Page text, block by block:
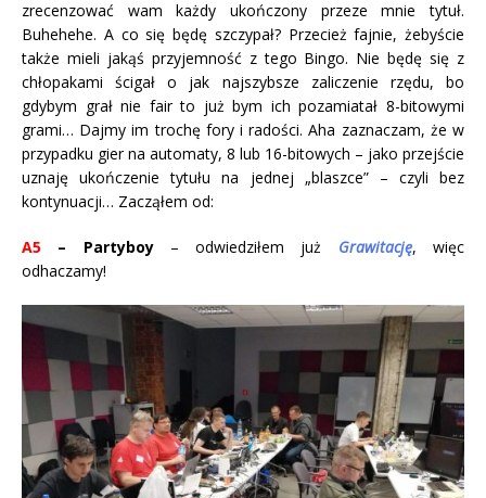
zrecenzować wam każdy ukończony przeze mnie tytuł.
Buhehehe. A co się będę szczypał? Przecież fajnie, żebyście
także mieli jakąś przyjemność z tego Bingo. Nie będę się z
chłopakami ścigał o jak najszybsze zaliczenie rzędu, bo
gdybym grał nie fair to już bym ich pozamiatał 8-bitowymi
grami… Dajmy im trochę fory i radości. Aha zaznaczam, że w
przypadku gier na automaty, 8 lub 16-bitowych – jako przejście
uznaję ukończenie tytułu na jednej „blaszce” – czyli bez
kontynuacji… Zacząłem od:
A5 – Partyboy– odwiedziłem już Grawitację, więc
odhaczamy!